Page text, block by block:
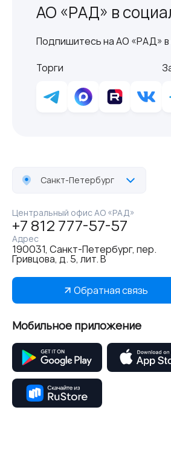
АО «РАД» в
Подпишитесь на АО «РАД» в
Торги
Санкт-Петербург
Центральный офис АО «РАД»
+7 812 777-57-57
Адрес
190031, Санкт-Петербург, пер.
Гривцова, д. 5, лит. В
Обратная связь
Мобильное приложение